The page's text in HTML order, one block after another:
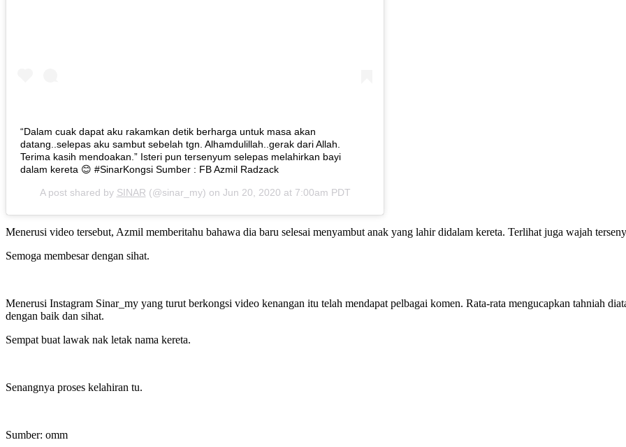
“Dalam cuak dapat aku rakamkan detik berharga untuk masa akan
datang..selepas aku sambut sebelah tgn. Alhamdulillah..gerak dari Allah.
Terima kasih mendoakan.” Isteri pun tersenyum selepas melahirkan bayi
dalam kereta 😊 #SinarKongsi Sumber : FB Azmil Radzack
A post shared by SINAR (@sinar_my) on Jun 20, 2020 at 7:00am PDT
Menerusi video tersebut, Azmil memberitahu bahawa dia baru selesai menyambut anak yang lahir didalam kereta. Terlihat juga wajah
Semoga membesar dengan sihat.
Menerusi Instagram Sinar_my yang turut berkongsi video kenangan itu telah mendapat pelbagai komen. Rata-rata mengucapkan tahniah
dengan baik dan sihat.
Sempat buat lawak nak letak nama kereta.
Senangnya proses kelahiran tu.
Sumber: omm